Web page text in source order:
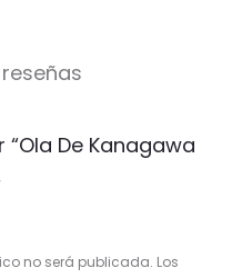
“Ola De Kanagawa
no será publicada. Los